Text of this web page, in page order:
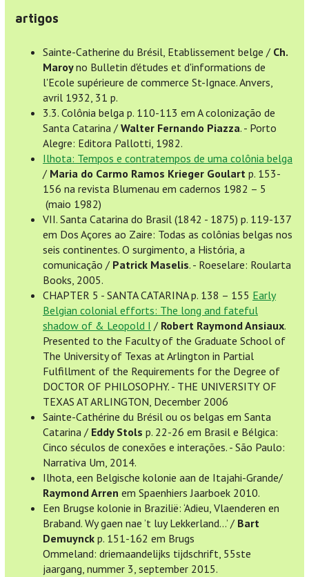
artigos
Sainte-Catherine du Brésil, Etablissement belge / Ch.
Maroyno Bulletin d'études et d'informations de
l'Ecole supérieure de commerce St-Ignace. Anvers,
avril 1932, 31 p.
3.3. Colônia belga p. 110-113 em A colonização de
Santa Catarina / Walter Fernando Piazza. - Porto
Alegre: Editora Pallotti, 1982.
Ilhota: Tempos e contratempos de uma colônia belga
/ Maria do Carmo Ramos Krieger Goulart p. 153-
156 na revista Blumenau em cadernos 1982 – 5
(maio 1982)
VII. Santa Catarina do Brasil (1842 - 1875) p. 119-137
em Dos Açores ao Zaire: Todas as colônias belgas nos
seis continentes. O surgimento, a História, a
comunicação / Patrick Maselis. - Roeselare: Roularta
Books, 2005.
CHAPTER 5 - SANTA CATARINA p. 138 – 155 Early
Belgian colonial efforts: The long and fateful
shadow of & Leopold I / Robert Raymond Ansiaux.
Presented to the Faculty of the Graduate School of
The University of Texas at Arlington in Partial
Fulfillment of the Requirements for the Degree of
DOCTOR OF PHILOSOPHY. - THE UNIVERSITY OF
TEXAS AT ARLINGTON, December 2006
Sainte-Cathérine du Brésil ou os belgas em Santa
Catarina / Eddy Stols p. 22-26 em Brasil e Bélgica:
Cinco séculos de conexões e interações. - São Paulo:
Narrativa Um, 2014.
Ilhota, een Belgische kolonie aan de Itajahi-Grande/
Raymond Arren em Spaenhiers Jaarboek 2010.
Een Brugse kolonie in Brazilië: ‘Adieu, Vlaenderen en
Braband. Wy gaen nae ’t luy Lekkerland…’ / Bart
Demuynck p. 151-162 em Brugs
Ommeland: driemaandelijks tijdschrift, 55ste
jaargang, nummer 3, september 2015.